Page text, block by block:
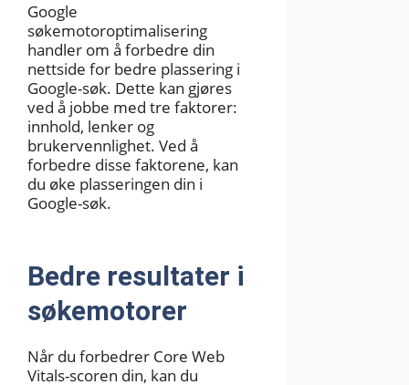
Google
søkemotoroptimalisering
handler om å forbedre din
nettside for bedre plassering i
Google-søk. Dette kan gjøres
ved å jobbe med tre faktorer:
innhold, lenker og
brukervennlighet. Ved å
forbedre disse faktorene, kan
du øke plasseringen din i
Google-søk.
Bedre resultater i
søkemotorer
Når du forbedrer Core Web
Vitals-scoren din, kan du